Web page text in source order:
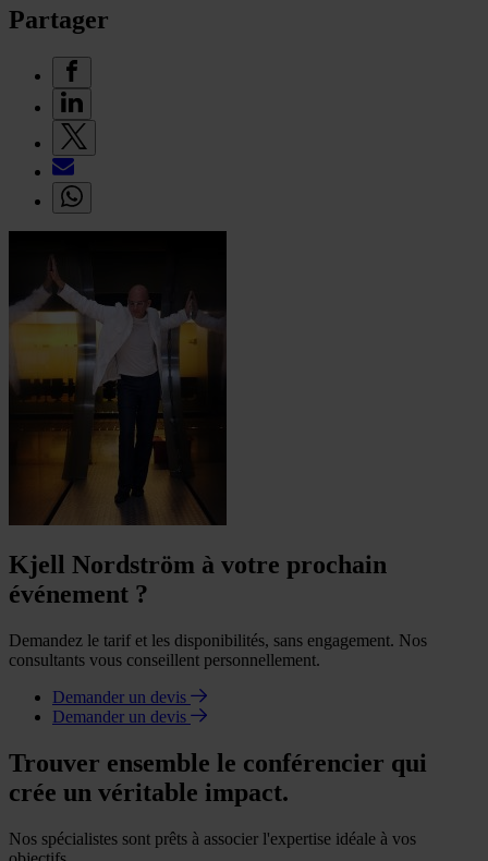
Partager
Kjell Nordström à votre prochain
événement ?
Demandez le tarif et les disponibilités, sans engagement. Nos
consultants vous conseillent personnellement.
Demander un devis
Demander un devis
Trouver ensemble le conférencier qui
crée un véritable impact.
Nos spécialistes sont prêts à associer l'expertise idéale à vos